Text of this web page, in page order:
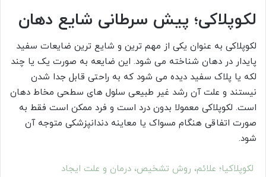
لکوپلاکی؛ پیش سرطانی شایع دهان
لکوپلاکی به عنوان یکی از مهم ترین و شایع ترین ضایعات سفید
پایدار در دهان شناخته می شود. این ضایعه به صورت یک یا چند
لکه یا پلاک سفید دیده می شود که به راحتی قابل جدا شدن
نیستند و علت آن رشد غیر طبیعی سلول های سطحی مخاط دهان
است. لکوپلاکی معمولا بدون درد است و فرد ممکن است فقط به
صورت اتفاقی هنگام مسواک یا معاینه دندانپزشکی متوجه آن
شود.
لکوپلاکیا؛ علائم، روش تشخیص، درمان و علت ایجاد